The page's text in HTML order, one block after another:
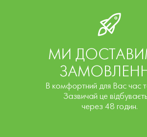
МИ
В комфортний для Вас час
Зазвичай це
через 48 годин.